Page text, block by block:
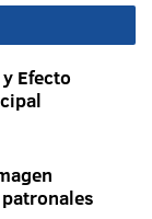
Efecto